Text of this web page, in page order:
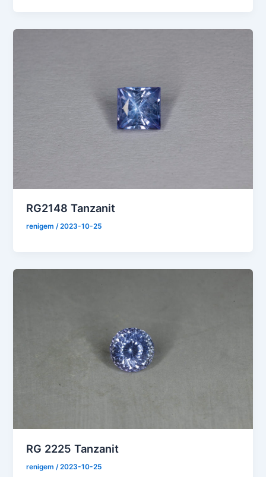
RG2148 Tanzanit
renigem/2023-10-25
RG 2225 Tanzanit
renigem/2023-10-25